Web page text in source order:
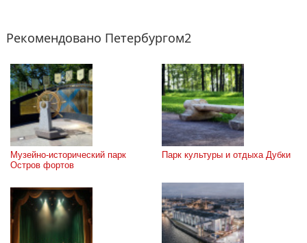
Рекомендовано Петербургом2
Музейно-исторический парк
Остров фортов
Парк культуры и отдыха Дубки